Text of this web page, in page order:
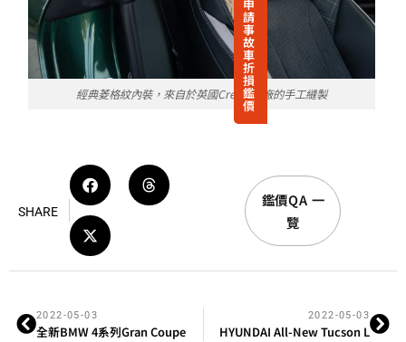
申
請
事
故
車
折
損
鑑
價
經典菱格紋內裝，來自於英國Crewe工廠的手工縫製
SHARE
鑑價QA 一
覽
2022-05-03
全新BMW 4系列Gran Coupe
2022-05-03
HYUNDAI All-New Tucson L